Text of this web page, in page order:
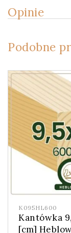
Opinie
Podobne
K095HL600
Kantówka
[cm]